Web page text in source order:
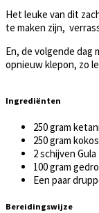
Het leuke van dit
te maken zijn,
En, de volgende
opnieuw klepon, zo
Ingrediënten
250 gram
250 gram
2 schijven
100 gram
Een paar
Bereidingswijze